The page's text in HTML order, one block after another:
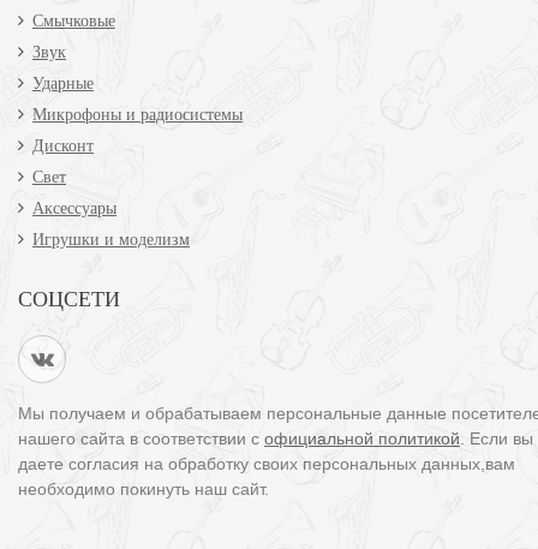
Смычковые
Звук
Ударные
Микрофоны и радиосистемы
Дисконт
Свет
Аксессуары
Игрушки и моделизм
СОЦСЕТИ
Мы получаем и обрабатываем персональные данные
нашего сайта в соответствии с официальной политикой . Если
даете согласия на обработку своих персональных данных,вам
необходимо покинуть наш сайт.